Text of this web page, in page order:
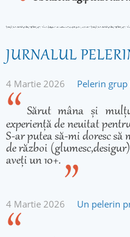
JURNALUL
4 Martie 2026 Pelerin
Sărut mâna și
experiență de neuitat
S-ar putea să-mi doresc să
de război
aveți un 10+.
4 Martie 2026 Un pelerin